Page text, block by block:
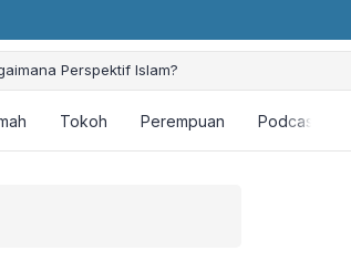
Perspektif Islam?
Tokoh Perempuan Podcast